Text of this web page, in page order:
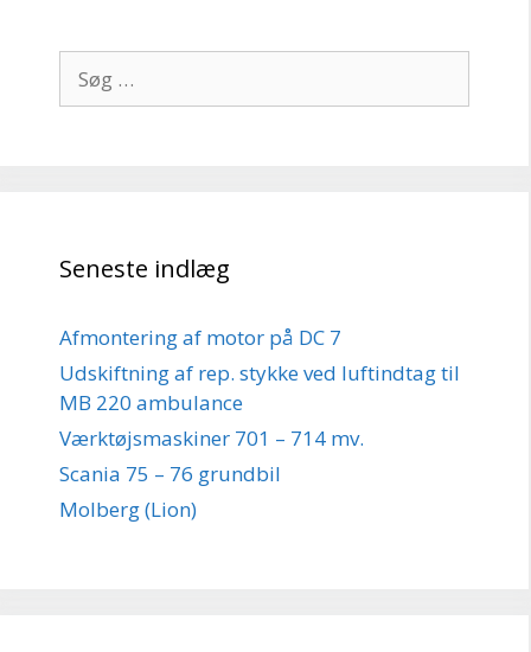
efter:
Seneste indlæg
Afmontering af motor på DC 7
Udskiftning af rep. stykke ved luftindtag til
MB 220 ambulance
Værktøjsmaskiner 701 – 714 mv.
Scania 75 – 76 grundbil
Molberg (Lion)